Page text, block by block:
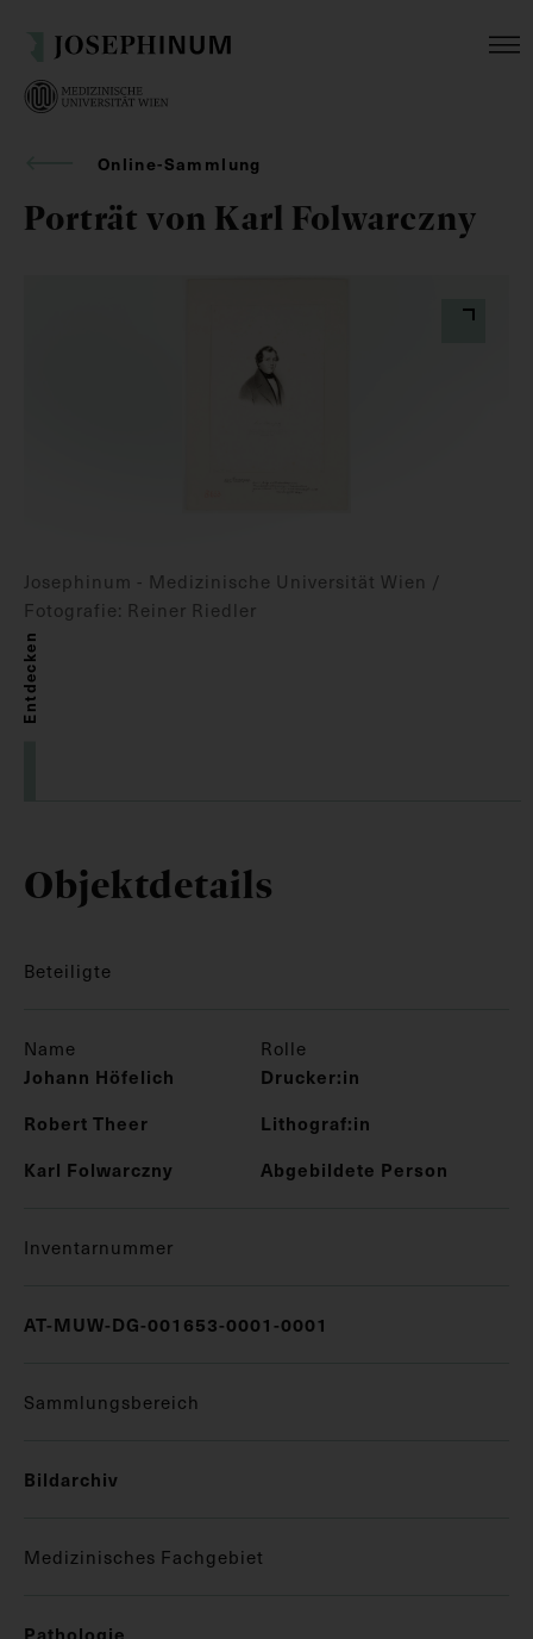
Online-Sammlung
Porträt von Karl Folwarczny
Josephinum - Medizinische Universität Wien /
Fotografie: Reiner Riedler
Entdecken
Objektdetails
Beteiligte
Name Rolle
Johann Höfelich
Drucker:in
Robert Theer
Lithograf:in
Karl Folwarczny
Abgebildete Person
Inventarnummer
AT-MUW-DG-001653-0001-0001
Sammlungsbereich
Bildarchiv
Medizinisches Fachgebiet
Pathologie